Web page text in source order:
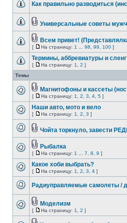
Как правильно разводиться
Универсальные советы
Всем привет!
[ На страницу: 1 98 99 100 ]
Термины, аббревиатуры и
[ На страницу: 1 2 ]
Темы
Магнитофоны и кассеты
[ На страницу: 1 2 3 4 5 ]
Наши авто, мото и вело
[ На страницу: 1 2 3 ]
Чойта торкнуло, завести
Рыбалка
[ На страницу: 1 7 8 9 ]
Какое хоби выбрать?
[ На страницу: 1 2 3 4 ]
Радиуправляемые самолеты /
Моделизм
[ На страницу: 1 2 ]